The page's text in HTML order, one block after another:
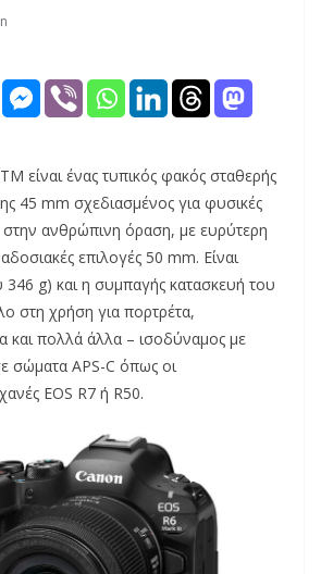
είναι ένας τυπικός φακός σταθερής
45 mm σχεδιασμένος για φυσικές
στην ανθρώπινη όραση, με ευρύτερη
επιλογές 50 mm. Είναι
g) και η συμπαγής κατασκευή του
στη χρήση για πορτρέτα,
και πολλά άλλα – ισοδύναμος με
σώματα APS-C όπως οι
EOS R7 ή R50.